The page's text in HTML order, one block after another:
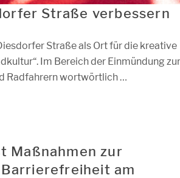
Straße verbessern
Straße als Ort für die kreative
Im Bereich der Einmündung zur
Radfahrern wortwörtlich …
Maßnahmen zur
am